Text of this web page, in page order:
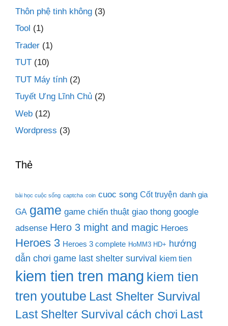
Thôn phệ tinh không (3)
Tool (1)
Trader (1)
TUT (10)
TUT Máy tính (2)
Tuyết Ưng Lĩnh Chủ (2)
Web (12)
Wordpress (3)
Thẻ
bài học cuộc sống captcha coin cuoc song Cốt truyện danh gia
GA game game chiến thuật giao thong google
adsense Hero 3 might and magic Heroes
Heroes 3 Heroes 3 complete HoMM3 HD+ hướng
dẫn chơi game last shelter survival kiem tien
kiem tien tren mang kiem tien
tren youtube Last Shelter Survival
Last Shelter Survival cách chơi Last